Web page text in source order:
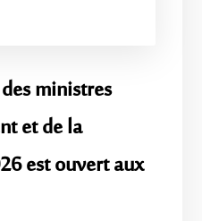
ministres
et de la
est ouvert aux